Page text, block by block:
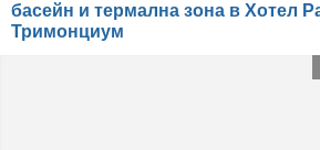
басейн и термална зона в Хотел
Тримонциум